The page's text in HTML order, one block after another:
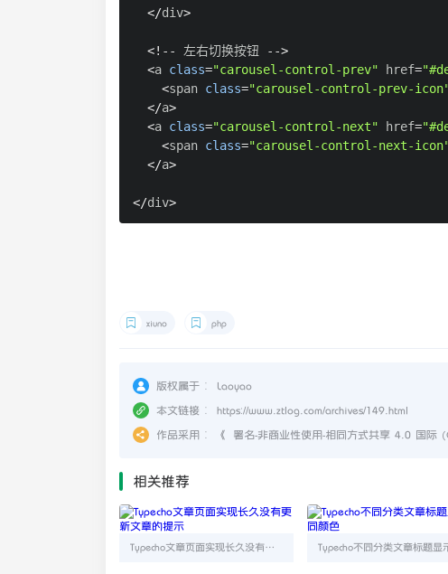
</div>
<! -- 左右切换按钮 -->
<a class="carousel-control-prev" href=
<span class="carousel-control-prev-
</a>
<a class="carousel-control-next" href=
<span class="carousel-control-next-
</a>
</div>
xiuno php
版权属于：
Laoyao
本文链接：
https://www.ztlog.com/archives/149.html
作品采用：
《 署名-非商业性使用-相同方式共享 4.0 国际
相关推荐
Typecho文章页面实现长久没有更新文章的提示